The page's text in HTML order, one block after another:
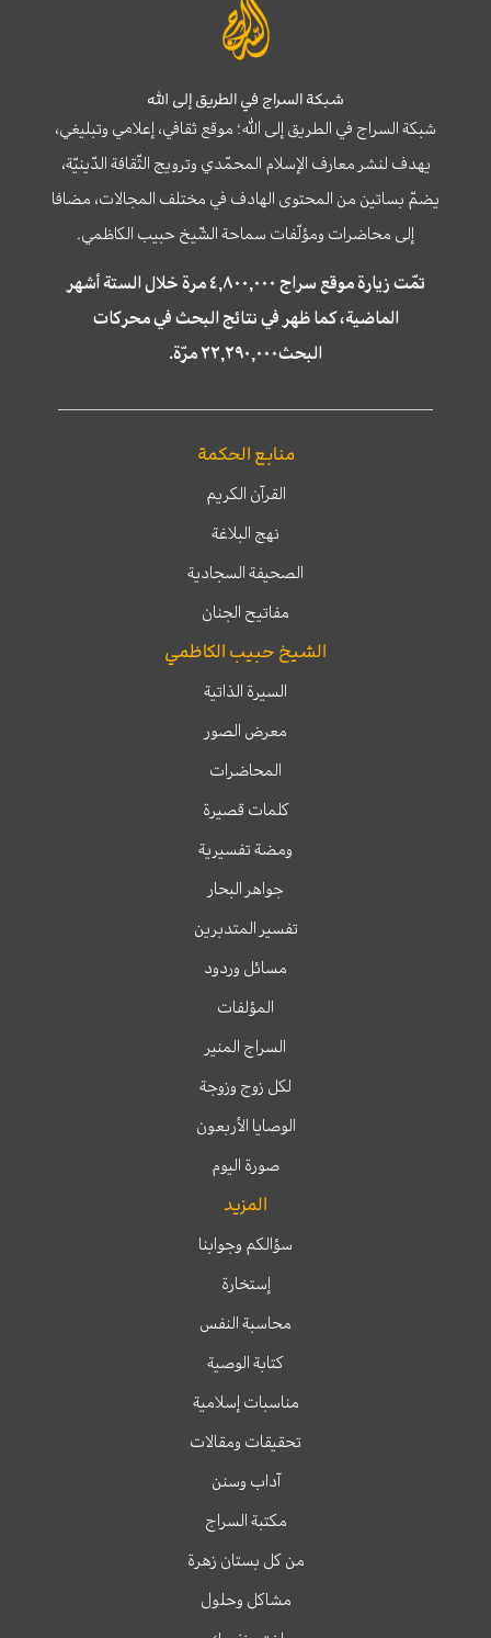
شبكة السراج في الطريق إلى الله
شبكة السراج في الطريق إلى الله؛ موقع ثقافي، إعلامي وتبليغي،
يهدف لنشر معارف الإسلام المحمّدي وترويج الثّقافة الدّينيّة،
يضمّ بساتين من المحتوى الهادف في مختلف المجالات، مضافا
إلى محاضرات ومؤلّفات سماحة الشّيخ حبيب الكاظمي.
تمّت زيارة موقع سراج ٤,٨٠٠,٠٠٠ مرة خلال الستة أشهر
الماضية، كما ظهر في نتائج البحث في محركات
البحث٢٢,٢٩٠,٠٠٠ مرّة.
منابع الحكمة
القرآن الكريم
نهج البلاغة
الصحيفة السجادية
مفاتيح الجنان
الشيخ حبيب الكاظمي
السيرة الذاتية
معرض الصور
المحاضرات
كلمات قصيرة
ومضة تفسيرية
جواهر البحار
تفسير المتدبرين
مسائل وردود
المؤلفات
السراج المنير
لكل زوج وزوجة
الوصايا الأربعون
صورة اليوم
المزيد
سؤالكم وجوابنا
إستخارة
محاسبة النفس
كتابة الوصية
مناسبات إسلامية
تحقيقات ومقالات
آداب وسنن
مكتبة السراج
من كل بستان زهرة
مشاكل وحلول